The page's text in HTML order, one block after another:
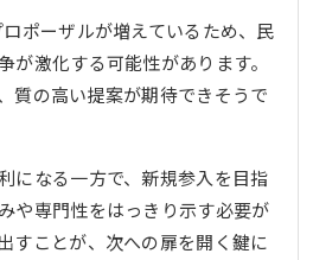
ポーザルが増えているため、民
が激化する可能性があります。
質の高い提案が期待できそうで
になる一方で、新規参入を目指
や専門性をはっきり示す必要が
すことが、次への扉を開く鍵に